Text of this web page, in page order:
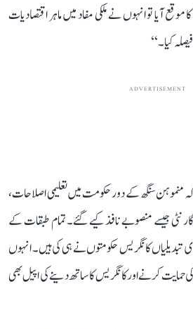
آیا تو انہوں نے ملکی مفاد میں ماہر اقتصادیات
کیا۔‘‘
ADVERTISEMENT
منموہن سنگھ کے دور حکومت میں تعلیمی اصلاحات،
جیسے منصوبے نافذ کیے گئے۔ تمام طبقات کے
کانگریس حکومتوں نے ہی کی ہیں۔ انہوں
حمایت کرنے اور کانگریس کا ساتھ دینے کی اپیل بھی